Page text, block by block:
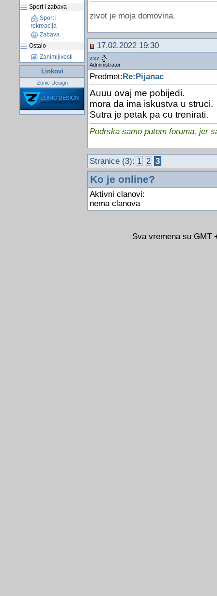
Sport i zabava
Sport i
rekreacija
Zabava
Ostalo
Zanimljivosti
Linkovi
Zonic Design
zivot je moja domovina.
17.02.2022 19:30
zxz
Administrator
Predmet: Re:Pijanac
Auuu ovaj me pobijedi.
mora da ima iskustva u struci.
Sutra je petak pa cu trenirati.
Podrska samo putem foruma, jer
Stranice (3): 1 2 3
Ko je online?
Aktivni clanovi:
nema clanova
Sva vremena su GMT